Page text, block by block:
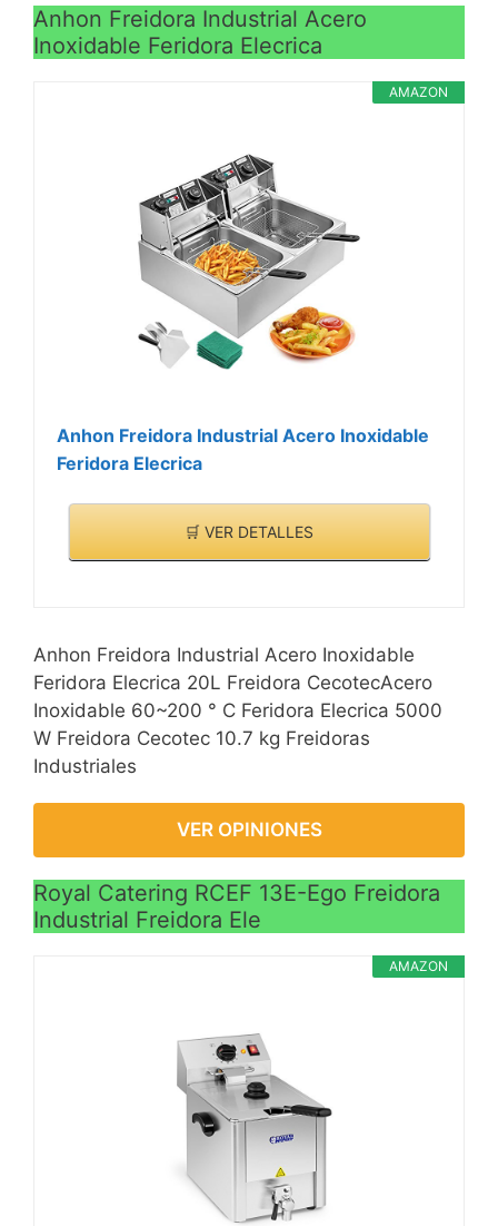
Anhon Freidora Industrial Acero
Inoxidable Feridora Elecrica
AMAZON
Anhon Freidora Industrial Acero Inoxidable
Feridora Elecrica
🛒 VER DETALLES
Anhon Freidora Industrial Acero Inoxidable
Feridora Elecrica 20L Freidora CecotecAcero
Inoxidable 60~200 ° C Feridora Elecrica 5000
W Freidora Cecotec 10.7 kg Freidoras
Industriales
VER OPINIONES
Royal Catering RCEF 13E-Ego Freidora
Industrial Freidora Ele
AMAZON